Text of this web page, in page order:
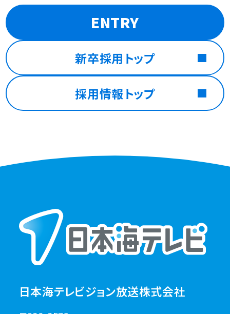
ENTRY
新卒採用トップ
採用情報トップ
日本海テレビジョン放送株式会社